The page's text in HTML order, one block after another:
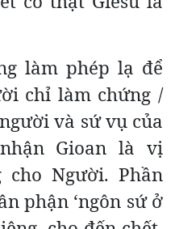
làm phép lạ để
chỉ làm chứng /
và sứ vụ của
Gioan là vị
Người. Phần
phận ‘ngôn sứ ở